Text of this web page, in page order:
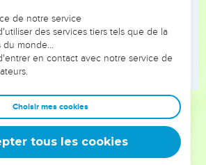
à un homme pauvre et sage qui a
Pourtant, personne ne s'est
pauvre.
du pauvre est méprisée et ses paroles
»
tranquillement écoutées valent
celui qui domine parmi les hommes
de notre service
des services tiers tels que de la
du monde…
en contact avec notre service de
Choisir mes cookies
tous les cookies